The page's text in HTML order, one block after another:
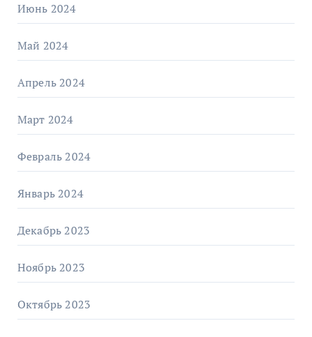
Июнь 2024
Май 2024
Апрель 2024
Март 2024
Февраль 2024
Январь 2024
Декабрь 2023
Ноябрь 2023
Октябрь 2023